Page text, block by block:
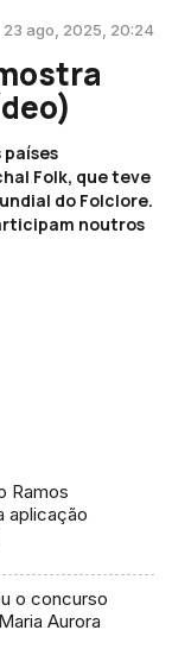
23 ago, 2025, 20:24
Folk, que teve
do Folclore.
noutros
Ramos
aplicação
o concurso
Aurora